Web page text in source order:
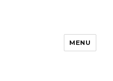
MENU